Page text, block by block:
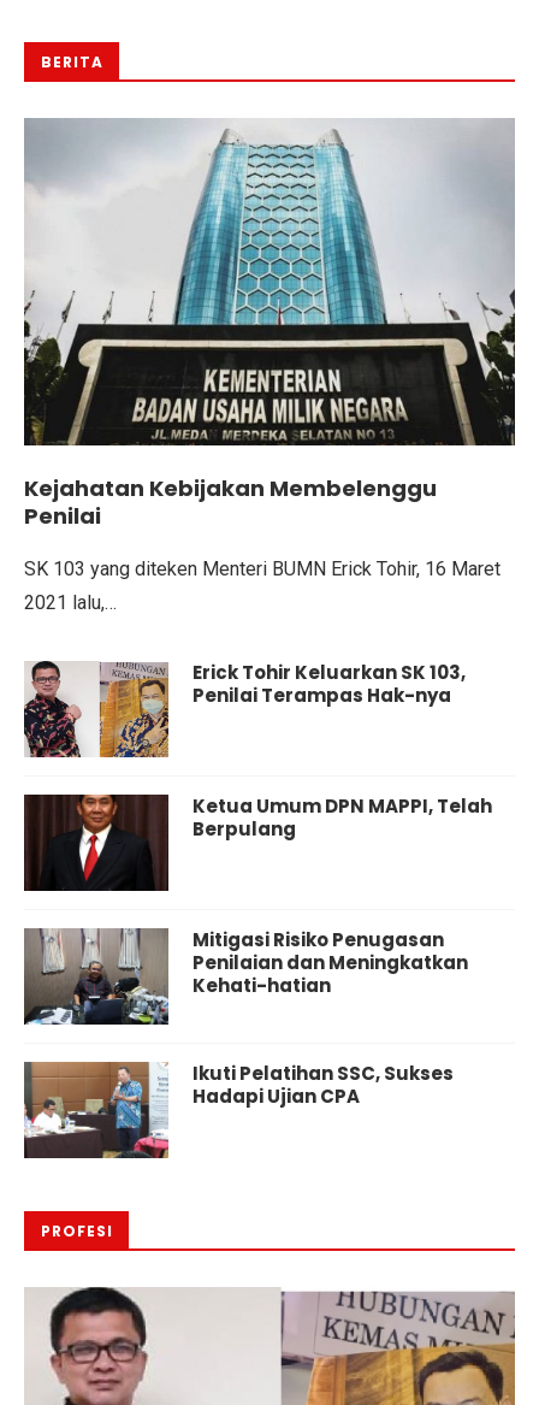
BERITA
Kejahatan Kebijakan Membelenggu
Penilai
SK 103 yang diteken Menteri BUMN Erick Tohir, 16 Maret
2021 lalu,…
Erick Tohir Keluarkan SK 103,
Penilai Terampas Hak-nya
Ketua Umum DPN MAPPI, Telah
Berpulang
Mitigasi Risiko Penugasan
Penilaian dan Meningkatkan
Kehati-hatian
Ikuti Pelatihan SSC, Sukses
Hadapi Ujian CPA
PROFESI